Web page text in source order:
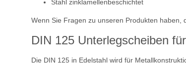
Stahl zinklamellenbeschichtet
Wenn Sie Fragen zu unseren Produkten
DIN 125 Unterlegscheiben
Die DIN 125 in Edelstahl wird für